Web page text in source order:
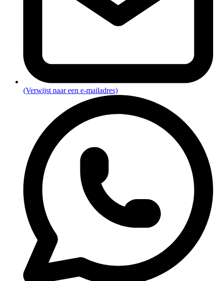
(Verwijst naar een e-mailadres)